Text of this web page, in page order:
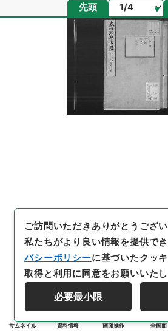
先頭 ページ
サムネイル 資料情報 画面操作 全画面
ご訪問いただきありがとうござい
私たちがより良い情報を提供でき
バシーポリシーに基づいたクッ
取得と利用に同意をお願いいたし
必要最小限